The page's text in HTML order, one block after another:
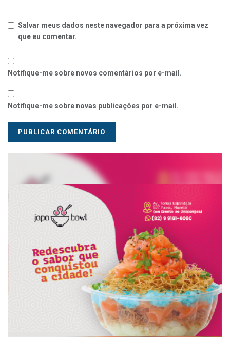
Salvar meus dados neste navegador para a próxima vez
que eu comentar.
Notifique-me sobre novos comentários por e-mail.
Notifique-me sobre novas publicações por e-mail.